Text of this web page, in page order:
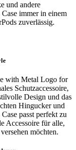
und andere
immer in einem
zuverlässig.
with Metal Logo for
Schutzaccessoire,
Design und das
Hingucker und
passt perfekt zu
Accessoire für alle,
möchten.